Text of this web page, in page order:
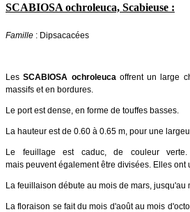
SCABIOSA ochroleuca, Scabieuse :
Famille : Dipsacacées
Les SCABIOSA ochroleuca offrent un large
massifs et en bordures.
Le port est dense, en forme de touffes basses.
La hauteur est de 0.60 à 0.65 m, pour une
Le feuillage est caduc, de couleur
mais peuvent également être divisées. Elles ont
La feuillaison débute au mois de mars, jusqu'au
La floraison se fait du mois d'août au mois